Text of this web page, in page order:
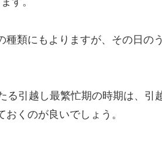
種類にもよりますが、その日の
る引越し最繁忙期の時期は、引
くのが良いでしょう。